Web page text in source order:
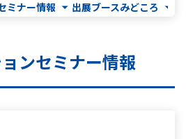
ミナー情報 出展ブースみどころ
ンセミナー情報